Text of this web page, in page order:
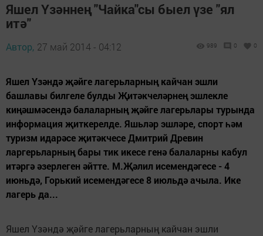
Яшел Үзәннең "Чайка"сы быел үзе "ял
итә"
Автор, 27 май 2014 - 04:12 989 0 0
Яшел Үзәндә җәйге лагерьларның кайчан эшли
башлавы билгеле булды Җитәкчеләрнең эшлекле
киңәшмәсендә балаларның җәйге лагерьлары турында
информация җиткерелде. Яшьләр эшләре, спорт һәм
туризм идарәсе җитәкчесе Дмитрий Древин
ларгерьларның бары тик икесе генә балаларны кабул
итәргә әзерлеген әйтте. М.Җәлил исемендәгесе - 4
июньдә, Горький исемендәгесе 8 июльдә ачыла. Ике
лагерь да...
Яшел Үзәндә җәйге лагерьларның кайчан эшли